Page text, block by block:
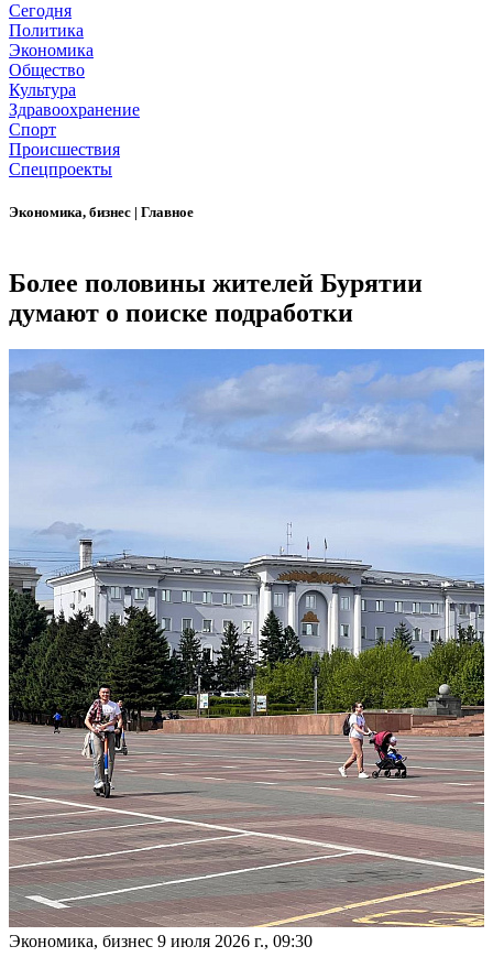
Сегодня
Политика
Экономика
Общество
Культура
Здравоохранение
Спорт
Происшествия
Спецпроекты
Экономика, бизнес | Главное
Более половины жителей Бурятии
думают о поиске подработки
Экономика, бизнес 9 июля 2026 г., 09:30